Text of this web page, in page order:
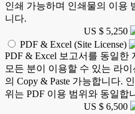
인쇄 가능하며 인쇄물의 이용
니다.
US $ 5,250
PDF & Excel (Site License)
PDF & Excel 보고서를 동일한
모든 분이 이용할 수 있는 라
의 Copy & Paste 가능합니다.
위는 PDF 이용 범위와 동일합
US $ 6,500